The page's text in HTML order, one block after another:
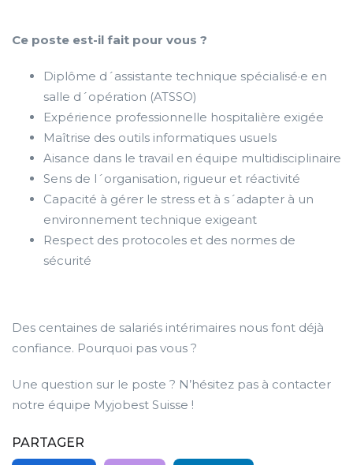
Ce poste est-il fait pour vous ?
Diplôme d´assistante technique spécialisé·e en
salle d´opération (ATSSO)
Expérience professionnelle hospitalière exigée
Maîtrise des outils informatiques usuels
Aisance dans le travail en équipe multidisciplinaire
Sens de l´organisation, rigueur et réactivité
Capacité à gérer le stress et à s´adapter à un
environnement technique exigeant
Respect des protocoles et des normes de
sécurité
Des centaines de salariés intérimaires nous font déjà
confiance. Pourquoi pas vous ?
Une question sur le poste ? N’hésitez pas à contacter
notre équipe Myjobest Suisse !
PARTAGER